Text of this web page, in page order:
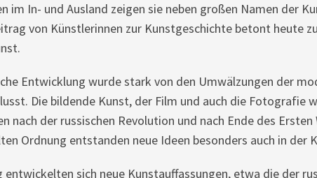
im In- und Ausland zeigen sie neben großen Namen der
von Künstlerinnen zur Kunstgeschichte betont heute
Entwicklung wurde stark von den Umwälzungen der
Die bildende Kunst, der Film und auch die Fotografie
nach der russischen Revolution und nach Ende des
Ordnung entstanden neue Ideen besonders auch in der
sich neue Kunstauffassungen, etwa die der